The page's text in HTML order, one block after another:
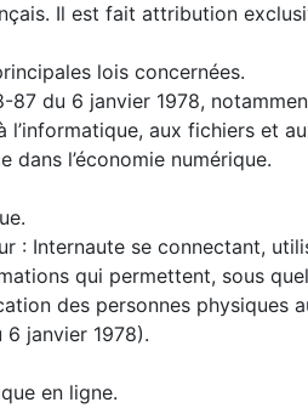
Il est fait attribution
lois concernées.
87 du 6 janvier 1978,
l’informatique, aux fichiers et
dans l’économie numérique.
: Internaute se connectant,
qui permettent, sous
des personnes physiques
6 janvier 1978).
en ligne.